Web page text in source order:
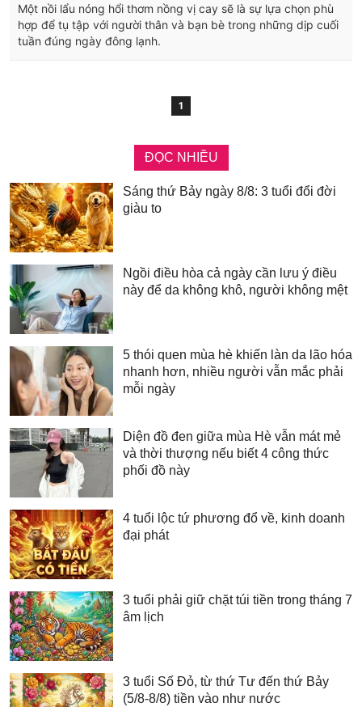
Một nồi lẩu nóng hổi thơm nồng vị cay sẽ là sự lựa chọn phù
hợp để tụ tập với người thân và bạn bè trong những dịp cuối
tuần đúng ngày đông lạnh.
1
ĐỌC NHIỀU
Sáng thứ Bảy ngày 8/8: 3 tuổi đổi đời
giàu to
Ngồi điều hòa cả ngày cần lưu ý điều
này để da không khô, người không mệt
5 thói quen mùa hè khiến làn da lão hóa
nhanh hơn, nhiều người vẫn mắc phải
mỗi ngày
Diện đồ đen giữa mùa Hè vẫn mát mẻ
và thời thượng nếu biết 4 công thức
phối đồ này
4 tuổi lộc tứ phương đổ về, kinh doanh
đại phát
3 tuổi phải giữ chặt túi tiền trong tháng 7
âm lịch
3 tuổi Số Đỏ, từ thứ Tư đến thứ Bảy
(5/8-8/8) tiền vào như nước